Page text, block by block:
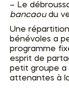
– Le
bancaoudu
Une
bénévoles a
programme
esprit de
petit groupe a
attenantes à